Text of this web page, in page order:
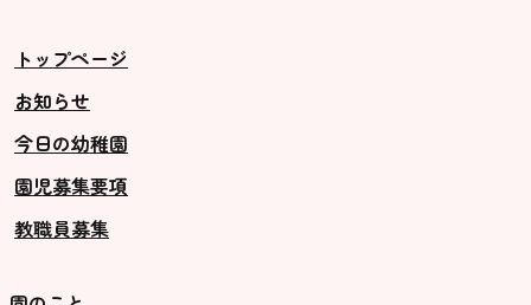
トップページ
お知らせ
今日の幼稚園
園児募集要項
教職員募集